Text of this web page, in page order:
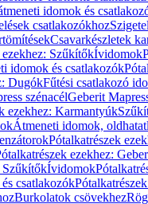
idomok és
csatlakozókhoz
Csavarkészletek
SzűkítőkÍvidomok
idomok és csatlakozók
DugókFűtési csatlakozó
szénacélGeberit
ezekhez: Karmantyúk
Átmeneti idomok,
Pótalkatrészek
ezekhez:
SzűkítőkÍvidomok
csatlakozók
Burkolatok csövekhez